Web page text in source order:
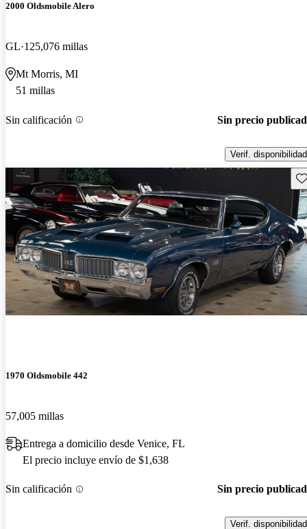
2000 Oldsmobile Alero
GL 125,076 millas
Mt Morris, MI
51 millas
Sin calificación Sin precio
Verif. disponibilidad
1970 Oldsmobile 442
57,005 millas
Entrega a domicilio desde Venice, FL
El precio incluye envío de $1,638
Sin calificación Sin precio
Verif. disponibilidad